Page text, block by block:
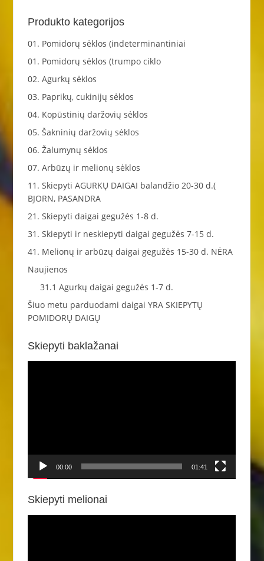
Produkto kategorijos
01. Pomidorų sėklos (indeterminantiniai
01. Pomidorų sėklos (trumpo ciklo
02. Agurkų sėklos
03. Paprikų, cukinijų sėklos
04. Kopūstinių daržovių sėklos
05. Šakninių daržovių sėklos
06. Žalumynų sėklos
07. Arbūzų ir melionų sėklos
11. Skiepyti AGURKŲ DAIGAI balandžio 20-30 d.(
BJORN, PASANDRA
21. Skiepyti daigai gegužės 1-8 d.
31. Skiepyti ir neskiepyti daigai gegužės 7-15 d.
41. Melionų ir arbūzų daigai gegužės 15-30 d. NĖRA
Naujienos
31.1 Agurkų daigai gegužės 1-7 d.
Šiuo metu parduodami daigai YRA SKIEPYTŲ
POMIDORŲ DAIGŲ
Skiepyti baklažanai
00:00 01:41
Skiepyti melionai